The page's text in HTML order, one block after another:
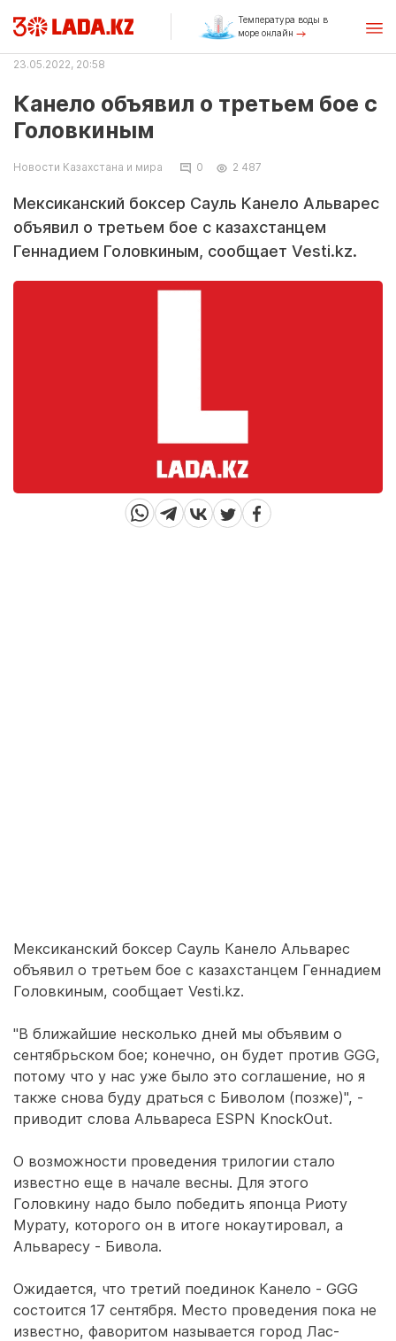
Температура воды в
море онлайн
23.05.2022, 20:58
Канело объявил о третьем бое с
Головкиным
Новости Казахстана и мира 0 2 487
Мексиканский боксер Сауль Канело Альварес
объявил о третьем бое с казахстанцем
Геннадием Головкиным, сообщает Vesti.kz.
Мексиканский боксер Сауль Канело Альварес
объявил о третьем бое с казахстанцем Геннадием
Головкиным, сообщает Vesti.kz.
"В ближайшие несколько дней мы объявим о
сентябрьском бое; конечно, он будет против GGG,
потому что у нас уже было это соглашение, но я
также снова буду драться с Биволом (позже)", -
приводит слова Альвареса ESPN KnockOut.
О возможности проведения трилогии стало
известно еще в начале весны. Для этого
Головкину надо было победить японца Риоту
Мурату, которого он в итоге нокаутировал, а
Альваресу - Бивола.
Ожидается, что третий поединок Канело - GGG
состоится 17 сентября. Место проведения пока не
известно, фаворитом называется город Лас-